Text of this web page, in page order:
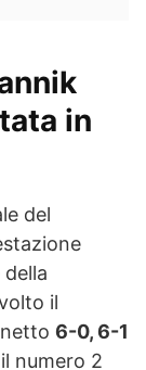
in
del
il
6-0, 6-1
numero 2